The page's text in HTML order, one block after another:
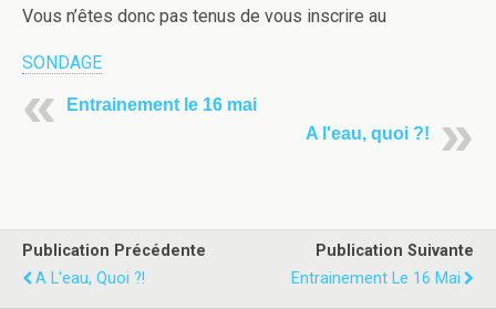
Vous n’êtes donc pas tenus de vous inscrire au
SONDAGE
Entrainement le 16 mai
A l'eau, quoi ?!
Publication Précédente
A L'eau, Quoi ?!
Publication Suivante
Entrainement Le 16 Mai